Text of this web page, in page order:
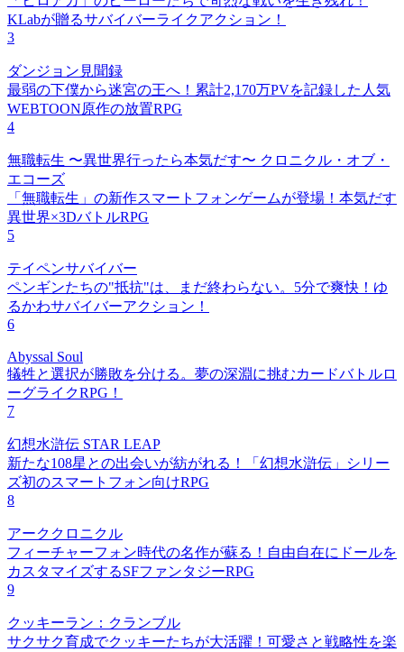
KLabが贈るサバイバーライクアクション！
3
ダンジョン見聞録
最弱の下僕から迷宮の王へ！累計2,170万PVを記録した人気
WEBTOON原作の放置RPG
4
無職転生 〜異世界行ったら本気だす〜 クロニクル・オブ・
エコーズ
「無職転生」の新作スマートフォンゲームが登場！本気だす
異世界×3DバトルRPG
5
テイペンサバイバー
ペンギンたちの"抵抗"は、まだ終わらない。5分で爽快！ゆ
るかわサバイバーアクション！
6
Abyssal Soul
犠牲と選択が勝敗を分ける。夢の深淵に挑むカードバトルロ
ーグライクRPG！
7
幻想水滸伝 STAR LEAP
新たな108星との出会いが紡がれる！「幻想水滸伝」シリー
ズ初のスマートフォン向けRPG
8
アーククロニクル
フィーチャーフォン時代の名作が蘇る！自由自在にドールを
カスタマイズするSFファンタジーRPG
9
クッキーラン：クランブル
サクサク育成でクッキーたちが大活躍！可愛さと戦略性を楽